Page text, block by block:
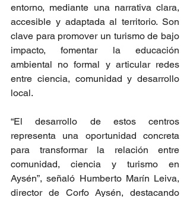
entorno, mediante una narrativa clara,
accesible y adaptada al territorio. Son
clave para promover un turismo de bajo
impacto, fomentar la educación
ambiental no formal y articular redes
entre ciencia, comunidad y desarrollo
local.
“El desarrollo de estos centros
representa una oportunidad concreta
para transformar la relación entre
comunidad, ciencia y turismo en
Aysén”, señaló Humberto Marín Leiva,
director de Corfo Aysén, destacando